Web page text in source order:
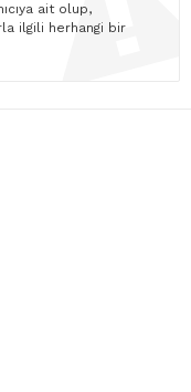
ait olup,
ilgili herhangi bir